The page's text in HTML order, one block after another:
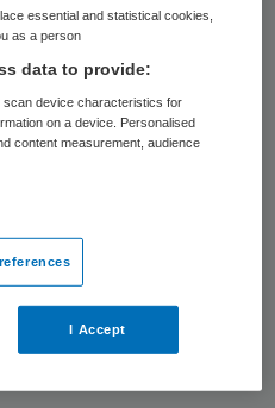
Kamer vroeg Sterk
ExpertCare nog
de Inspectie
omdat de zorg
“B. Braun heeft nu
D66-Kamerlid
essential and statistical cookies,
as a person
data to provide:
scan device characteristics for
on a device. Personalised
content measurement, audience
I Accept